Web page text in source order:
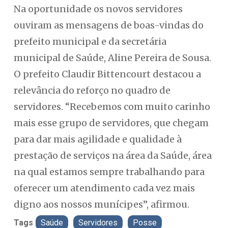
Na oportunidade os novos servidores
ouviram as mensagens de boas-vindas do
prefeito municipal e da secretária
municipal de Saúde, Aline Pereira de Sousa.
O prefeito Claudir Bittencourt destacou a
relevância do reforço no quadro de
servidores. “Recebemos com muito carinho
mais esse grupo de servidores, que chegam
para dar mais agilidade e qualidade à
prestação de serviços na área da Saúde, área
na qual estamos sempre trabalhando para
oferecer um atendimento cada vez mais
digno aos nossos munícipes”, afirmou.
Tags Saúde Servidores Posse